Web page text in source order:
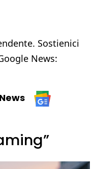
Sostienici
News: